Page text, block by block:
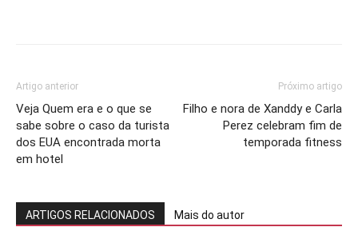
Artigo anterior
Veja Quem era e o que se
sabe sobre o caso da turista
dos EUA encontrada morta
em hotel
Próximo artigo
Filho e nora de Xanddy e Carla
Perez celebram fim de
temporada fitness
ARTIGOS RELACIONADOS Mais do autor